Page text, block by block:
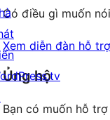
Có điều gì muốn
Xem diễn đàn hỗ trợ
Ủng hộ
Bạn có muốn hỗ